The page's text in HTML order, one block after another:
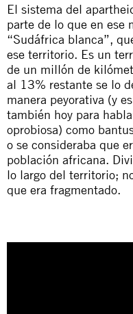
El sistema del
parte de lo que en ese
“Sudáfrica blanca”,
ese territorio. Es un
de un millón de
al 13% restante se lo
manera peyorativa (y
también hoy para
oprobiosa) como
o se consideraba que
población africana.
lo largo del territorio;
que era fragmentado.